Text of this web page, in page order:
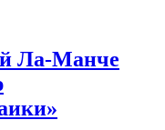
Ла-Манче